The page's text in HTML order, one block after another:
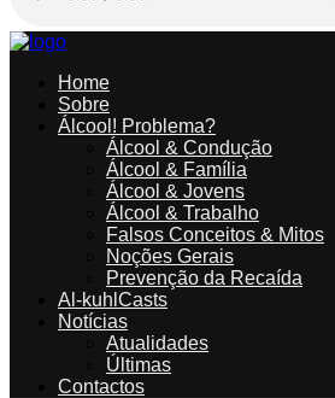
Home
Sobre
Álcool! Problema?
Álcool & Condução
Álcool & Família
Álcool & Jovens
Álcool & Trabalho
Falsos Conceitos & Mitos
Noções Gerais
Prevenção da Recaída
Al-kuhlCasts
Notícias
Atualidades
Últimas
Contactos